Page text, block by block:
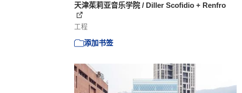
天津茱莉亚音乐学院 / Diller Scofidio + Renfro
工程
添加书签